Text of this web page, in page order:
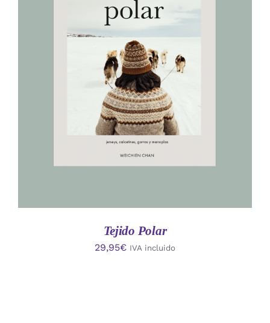
AÑADIR AL CARRITO
/
Tejido Polar
29,95€ IVA incluido